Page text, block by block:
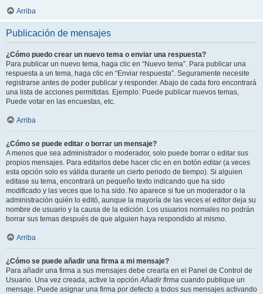
Arriba
Publicación de mensajes
¿Cómo puedo crear un nuevo tema o enviar una respuesta?
Para publicar un nuevo tema, haga clic en “Nuevo tema”. Para publicar una
respuesta a un tema, haga clic en “Enviar respuesta”. Seguramente necesite
registrarse antes de poder publicar y responder. Abajo de cada foro encontrará
una lista de acciones permitidas. Ejemplo: Puede publicar nuevos temas,
Puede votar en las encuestas, etc.
Arriba
¿Cómo se puede editar o borrar un mensaje?
A menos que sea administrador o moderador, solo puede borrar o editar sus
propios mensajes. Para editarlos debe hacer clic en en botón editar(a veces
esta opción solo es válida durante un cierto periodo de tiempo). Si alguien
editase su tema, encontrará un pequeño texto indicando que ha sido
modificado y las veces que lo ha sido. No aparece si fue un moderador o la
administración quién lo editó, aunque la mayoría de las veces el editor deja su
nombre de usuario y la causa de la edición. Los usuarios normales no podrán
borrar sus temas después de que alguien haya respondido al mismo.
Arriba
¿Cómo se puede añadir una firma a mi mensaje?
Para añadir una firma a sus mensajes debe crearla en el Panel de Control de
Usuario. Una vez creada, active la opciónAñadir firma cuando publique un
mensaje. Puede asignar una firma por defecto a todos sus mensajes activando